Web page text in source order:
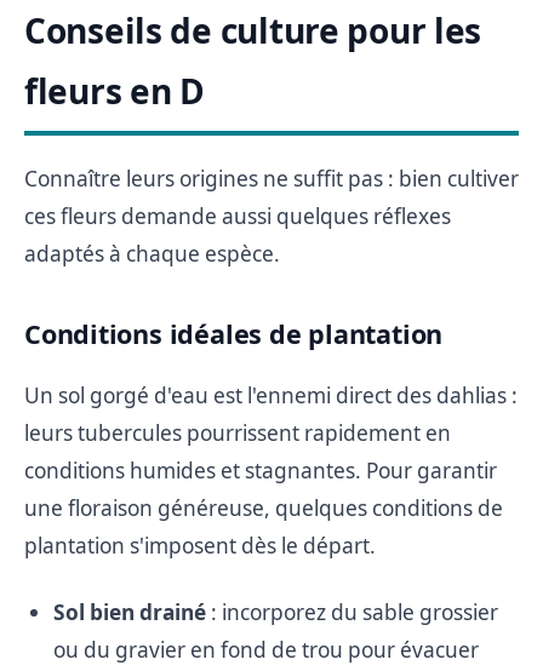
Conseils de culture pour les
fleurs en D
Connaître leurs origines ne suffit pas : bien cultiver
ces fleurs demande aussi quelques réflexes
adaptés à chaque espèce.
Conditions idéales de plantation
Un sol gorgé d'eau est l'ennemi direct des dahlias :
leurs tubercules pourrissent rapidement en
conditions humides et stagnantes. Pour garantir
une floraison généreuse, quelques conditions de
plantation s'imposent dès le départ.
Sol bien drainé : incorporez du sable grossier
ou du gravier en fond de trou pour évacuer